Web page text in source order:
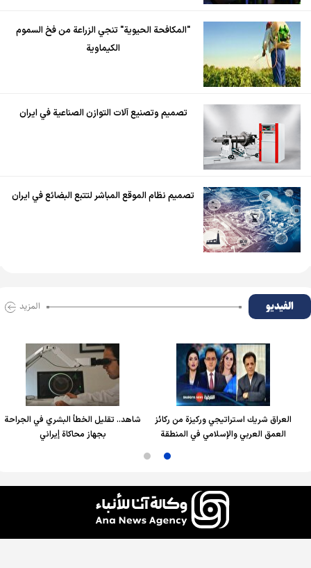
"المكافحة الحيوية" تنجي الزراعة من فخ السموم
الكيماوية
تصميم وتصنيع آلات التوازن الصناعية في ايران
تصميم نظام الموقع المباشر لتتبع البضائع في ايران
الفیدیو المزید
العراق شريك استراتيجي وركيزة من ركائز
العمق العربي والإسلامي في المنطقة
شاهد.. تقليل الخطأ البشري في الجراحة
بجهاز محاكاة إيراني